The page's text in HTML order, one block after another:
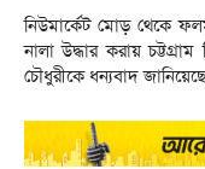
নিউমার্কেট মোড় থেকে
নালা উদ্ধার করায়
চৌধুরীকে ধন্যবাদ